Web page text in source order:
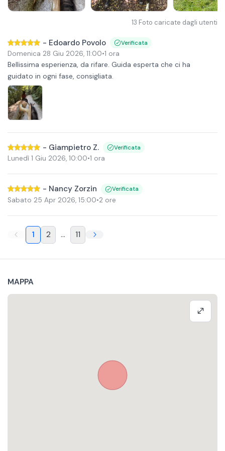
13 Foto caricate dagli utenti
- Edoardo Povolo Verificata
Domenica 28 Giu 2026, 11:00•1 ora
Bellissima esperienza, da rifare. Guida esperta che ci ha
guidato in ogni fase, consigliata.
- Giampietro Z. Verificata
Lunedì 1 Giu 2026, 10:00•1 ora
- Nancy Zorzin Verificata
Sabato 25 Apr 2026, 15:00•2 ore
1 2 ... 11
MAPPA